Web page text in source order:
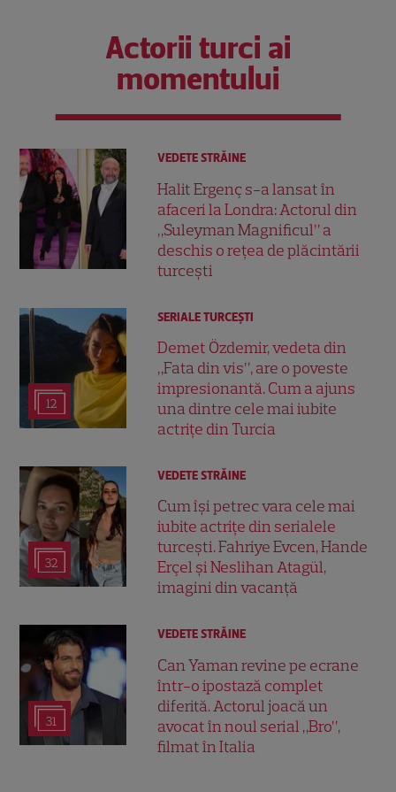
Actorii turci ai
momentului
VEDETE STRĂINE
Halit Ergenç s-a lansat în
afaceri la Londra: Actorul din
„Suleyman Magnificul” a
deschis o rețea de plăcintării
turcești
12
SERIALE TURCEŞTI
Demet Özdemir, vedeta din
„Fata din vis”, are o poveste
impresionantă. Cum a ajuns
una dintre cele mai iubite
actrițe din Turcia
32
VEDETE STRĂINE
Cum își petrec vara cele mai
iubite actrițe din serialele
turcești. Fahriye Evcen, Hande
Erçel și Neslihan Atagül,
imagini din vacanță
31
VEDETE STRĂINE
Can Yaman revine pe ecrane
într-o ipostază complet
diferită. Actorul joacă un
avocat în noul serial „Bro”,
filmat în Italia